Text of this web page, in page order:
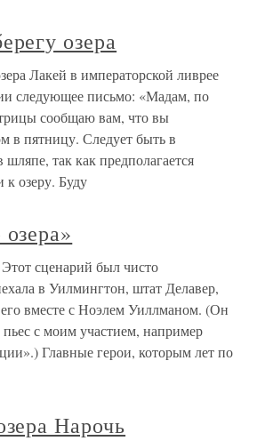
озера
Лакей в императорской ливрее
следующее письмо: «Мадам, по
сообщаю вам, что вы
в пятницу. Следует быть в
так как предполагается
к озеру. Буду
сценарий был чисто
в Уилмингтон, штат Делавер,
вместе с Ноэлем Уиллманом. (Он
пьес с моим участием, например
Главные герои, которым лет по
Нарочь